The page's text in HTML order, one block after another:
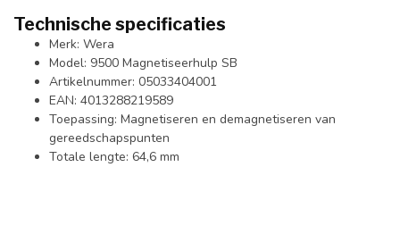
Technische specificaties
Merk: Wera
Model: 9500 Magnetiseerhulp SB
Artikelnummer: 05033404001
EAN: 4013288219589
Toepassing: Magnetiseren en demagnetiseren van
gereedschapspunten
Totale lengte: 64,6 mm